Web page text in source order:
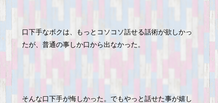
口下手なボクは、もっとコソコソ話せる話術が欲しかっ
たが、普通の事しか口から出なかった。
そんな口下手が悔しかった。でもやっと話せた事が嬉し